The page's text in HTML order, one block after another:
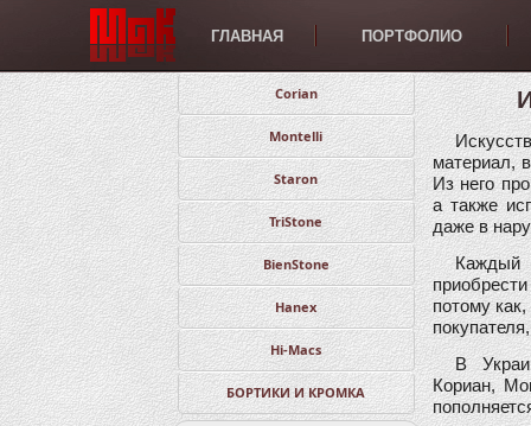
ГЛАВНАЯ ПОРТФОЛИО
Corian
Montelli
Staron
TriStone
BienStone
Hanex
Hi-Macs
БОРТИКИ И КРОМКА
материал,
Из него
а также
даже в
Каждый
потому
В
Кориан,